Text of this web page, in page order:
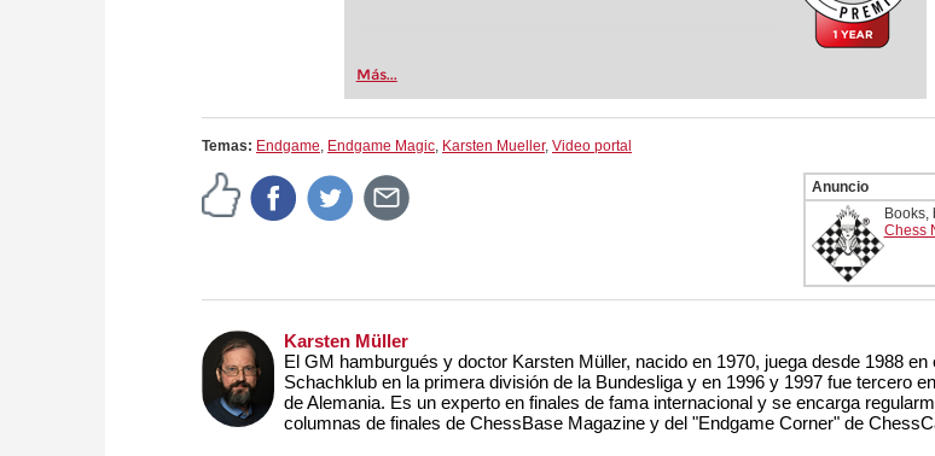
Más...
Temas: Endgame, Endgame Magic, Karsten Mueller, Video portal
Anuncio
Books,
Chess
Karsten Müller
El GM hamburgués y doctor Karsten Müller, nacido en 1970, juega desde 1988 en
Schachklub en la primera división de la Bundesliga y en 1996 y 1997 fue tercero
de Alemania. Es un experto en finales de fama internacional y se encarga
columnas de finales de ChessBase Magazine y del "Endgame Corner" de